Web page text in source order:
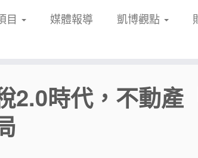
目 媒體報導 凱博觀點
2.0時代，不動產